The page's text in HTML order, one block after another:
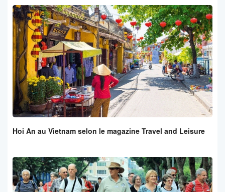
Hoi An au Vietnam selon le magazine Travel and Leisure